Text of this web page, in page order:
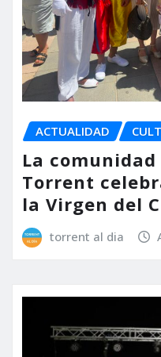
ACTUALIDAD
La
Torrent
la Virgen del
torrent al dia